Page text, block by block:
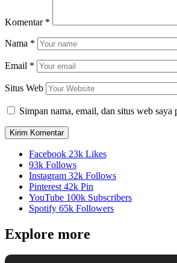
Komentar *
Nama *
Email *
Situs Web
Simpan nama, email, dan situs web
Facebook 23k Likes
93k Follows
Instagram 32k Follows
Pinterest 42k Pin
YouTube 100k Subscribers
Spotify 65k Followers
Explore more